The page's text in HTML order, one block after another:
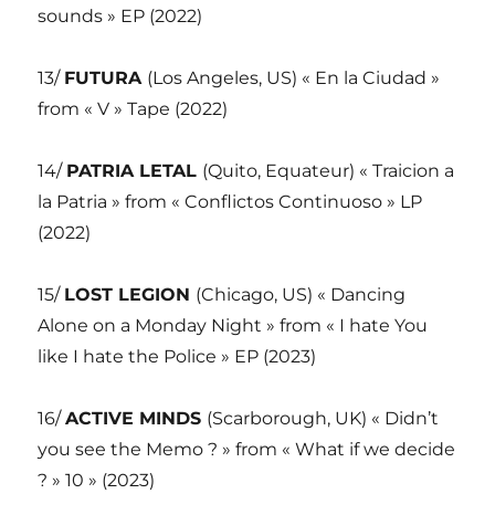
sounds » EP (2022)
13/ FUTURA (Los Angeles, US) « En la Ciudad »
from « V » Tape (2022)
14/ PATRIA LETAL (Quito, Equateur) « Traicion a
la Patria » from « Conflictos Continuoso » LP
(2022)
15/ LOST LEGION (Chicago, US) « Dancing
Alone on a Monday Night » from « I hate You
like I hate the Police » EP (2023)
16/ACTIVE MINDS (Scarborough, UK) « Didn’t
you see the Memo ? » from « What if we decide
? » 10 » (2023)